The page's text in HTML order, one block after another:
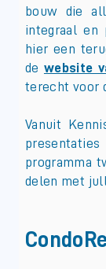
bouw die
integraal en
hier een
de website
terecht voor
Vanuit
programma
delen met